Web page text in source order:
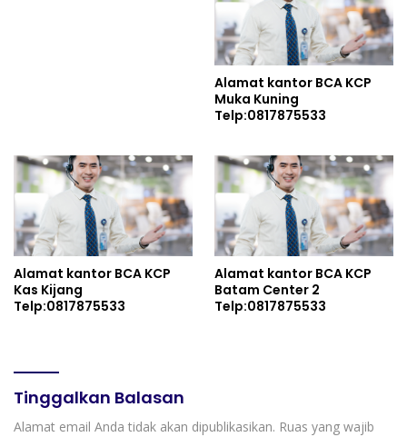
Alamat kantor BCA KCP
Muka Kuning
Telp:0817875533
Alamat kantor BCA KCP
Kas Kijang
Telp:0817875533
Alamat kantor BCA KCP
Batam Center 2
Telp:0817875533
Tinggalkan Balasan
Alamat email Anda tidak akan dipublikasikan. Ruas yang wajib